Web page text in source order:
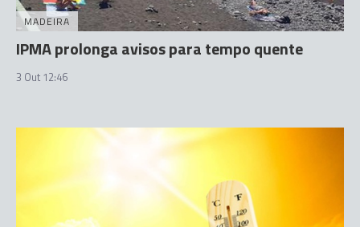
MADEIRA
IPMA prolonga avisos para tempo quente
3 Out 12:46